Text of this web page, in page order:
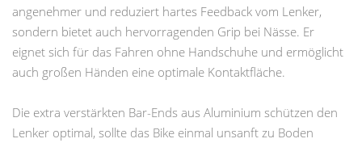
angenehmer und reduziert hartes Feedback vom Lenker,
sondern bietet auch hervorragenden Grip bei Nässe. Er
eignet sich für das Fahren ohne Handschuhe und ermöglicht
auch großen Händen eine optimale Kontaktfläche.
Die extra verstärkten Bar-Ends aus Aluminium schützen den
Lenker optimal, sollte das Bike einmal unsanft zu Boden